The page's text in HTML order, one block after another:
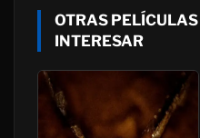
OTRAS
INTERESAR